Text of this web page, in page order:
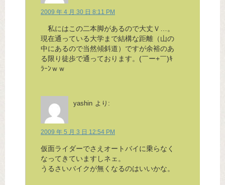
2009 年 4 月 30 日 8:11 PM
私にはこの二本脚があるので大丈Ｖ…。
現在通っている大学まで結構な距離（山の
中にあるので当然傾斜道）ですが余裕のあ
る限り徒歩で通っております。(￣ー+￣)ｷ
ﾗｰﾝｗｗ
yashin より:
2009 年 5 月 3 日 12:54 PM
仮面ライダーでさえオートバイに乗らなく
なってきていますしネェ。
うるさいバイクが無くなるのはいいかな。